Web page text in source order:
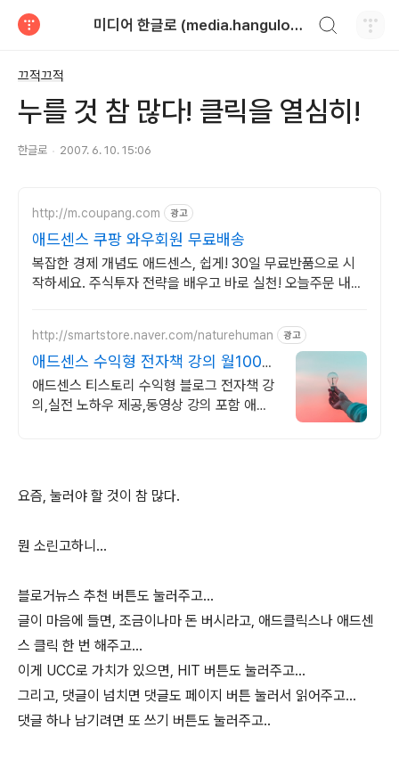
미디어 한글로 (media.hangulo.net)
끄적끄적
누를 것 참 많다! 클릭을 열심히!
한글로 2007. 6. 10. 15:06
http://m.coupang.com 광고
애드센스 쿠팡 와우회원 무료배송
복잡한 경제 개념도 애드센스, 쉽게! 30일 무료반품으로 시
작하세요. 주식투자 전략을 배우고 바로 실천! 오늘주문 내일
http://smartstore.naver.com/naturehuman 광고
애드센스 수익형 전자책 강의 월100만
원 고정 수익발생!
애드센스 티스토리 수익형 블로그 전자책 강
의,실전 노하우 제공,동영상 강의 포함 애드
요즘, 눌러야 할 것이 참 많다.
뭔 소린고하니...
블로거뉴스 추천 버튼도 눌러주고...
글이 마음에 들면, 조금이나마 돈 버시라고, 애드클릭스나 애드센
스 클릭 한 번 해주고...
이게 UCC로 가치가 있으면, HIT 버튼도 눌러주고...
그리고, 댓글이 넘치면 댓글도 페이지 버튼 눌러서 읽어주고...
댓글 하나 남기려면 또 쓰기 버튼도 눌러주고..